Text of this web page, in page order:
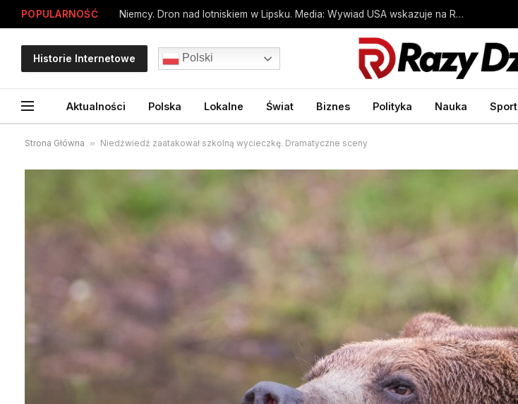
POPULARNOŚĆ Niemcy. Dron nad lotniskiem w Lipsku. Media: Wywiad USA wskazuje na Rosję
Historie Internetowe Polski
Aktualności Polska Lokalne Świat Biznes Polityka Nauka Sport
Strona Główna » Niedźwiedź zaatakował szkolną wycieczkę. Dramatyczne sceny